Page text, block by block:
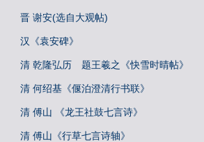
晋 谢安(选自大观帖)
汉《袁安碑》
清 乾隆弘历 题王羲之《快雪时晴帖》
清 何绍基《偃泊澄清行书联》
清 傅山 《龙王社鼓七言诗》
清 傅山《行草七言诗轴》